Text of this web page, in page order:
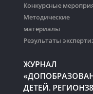
Конкурсные
Методические
материалы
Результаты
ЖУРНАЛ
ДЕТЕЙ.